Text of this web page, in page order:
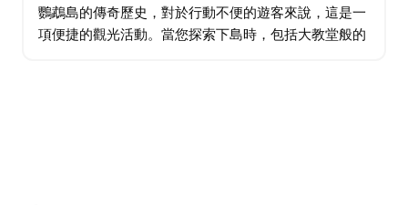
鸚鵡島的傳奇歷史，對於行動不便的遊客來說，這是一
項便捷的觀光活動。當您探索下島時，包括大教堂般的